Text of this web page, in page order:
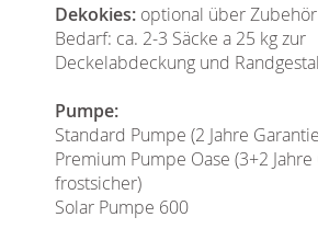
Dekokies: optional über
Bedarf: ca. 2-3 Säcke a 25 kg zur
Deckelabdeckung und
Pumpe:
Standard Pumpe (2 Jahre
Premium Pumpe Oase (3+2
frostsicher)
Solar Pumpe 600